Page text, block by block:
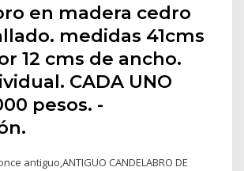
en madera cedro
medidas 41cms
12 cms de ancho.
CADA UNO
pesos. -
antiguo,ANTIGUO CANDELABRO DE